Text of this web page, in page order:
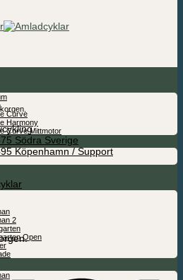
Södra Sverige
Köpenhamn / Support
Curve
Harmony
Curve Mittmotor
2
Open